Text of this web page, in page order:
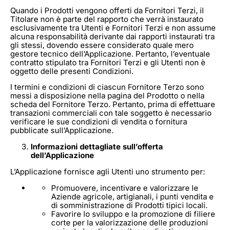
Quando i Prodotti vengono offerti da Fornitori Terzi, il
Titolare non è parte del rapporto che verrà instaurato
esclusivamente tra Utenti e Fornitori Terzi e non assume
alcuna responsabilità derivante dai rapporti instaurati tra
gli stessi, dovendo essere considerato quale mero
gestore tecnico dell’Applicazione. Pertanto, l’eventuale
contratto stipulato tra Fornitori Terzi e gli Utenti non è
oggetto delle presenti Condizioni.
I termini e condizioni di ciascun Fornitore Terzo sono
messi a disposizione nella pagina del Prodotto o nella
scheda del Fornitore Terzo. Pertanto, prima di effettuare
transazioni commerciali con tale soggetto è necessario
verificare le sue condizioni di vendita o fornitura
pubblicate sull’Applicazione.
Informazioni dettagliate sull’offerta
dell’Applicazione
L’Applicazione fornisce agli Utenti uno strumento per:
Promuovere, incentivare e valorizzare le
Aziende agricole, artigianali, i punti vendita e
di somministrazione di Prodotti tipici locali.
Favorire lo sviluppo e la promozione di filiere
corte per la valorizzazione delle produzioni